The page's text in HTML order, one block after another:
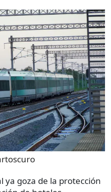
goza de la protección